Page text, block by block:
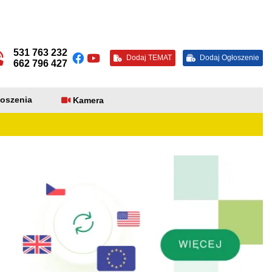
531 763 232
662 796 427
Dodaj TEMAT Dodaj Ogłoszenie
Kamera